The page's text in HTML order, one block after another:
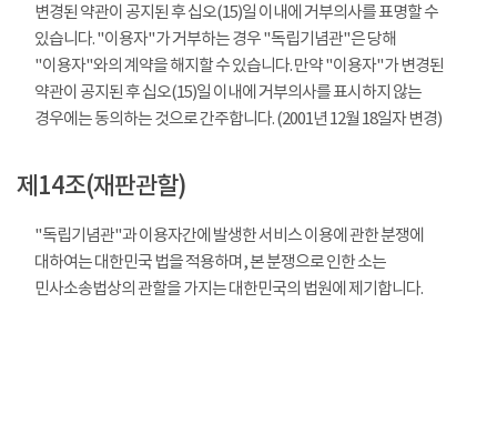
변경된 약관이 공지된 후 십오(15)일 이내에 거부의사를 표명할 수
있습니다. "이용자"가 거부하는 경우 "독립기념관"은 당해
"이용자"와의 계약을 해지할 수 있습니다. 만약 "이용자"가 변경된
약관이 공지된 후 십오(15)일 이내에 거부의사를 표시하지 않는
경우에는 동의하는 것으로 간주합니다. (2001년 12월 18일자 변경)
제14조(재판관할)
"독립기념관"과 이용자간에 발생한 서비스 이용에 관한 분쟁에
대하여는 대한민국 법을 적용하며, 본 분쟁으로 인한 소는
민사소송법상의 관할을 가지는 대한민국의 법원에 제기합니다.